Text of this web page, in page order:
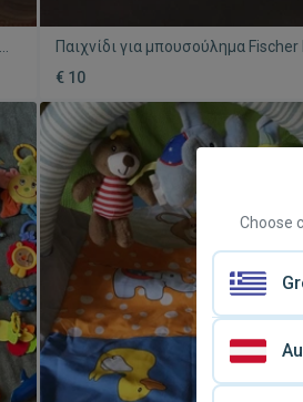
Παιχνίδι για μπουσούλημα Fischer
€ 10
Choose